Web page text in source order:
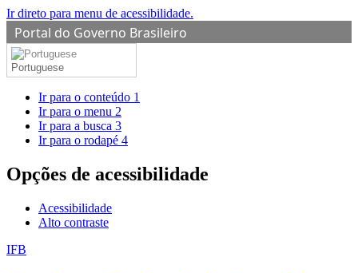
Ir direto para menu de acessibilidade.
Portal do Governo Brasileiro
Portuguese
Ir para o conteúdo 1
Ir para o menu 2
Ir para a busca 3
Ir para o rodapé 4
Opções de acessibilidade
Acessibilidade
Alto contraste
IFB